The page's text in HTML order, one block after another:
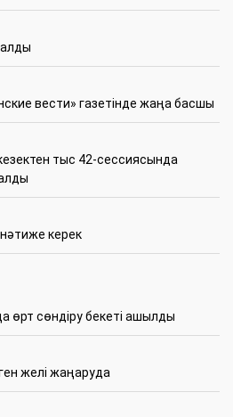
вести» газетінде жаңа басшы
тыс 42-сессиясында
керек
өрт сөндіру бекеті ашылды
желі жаңаруда